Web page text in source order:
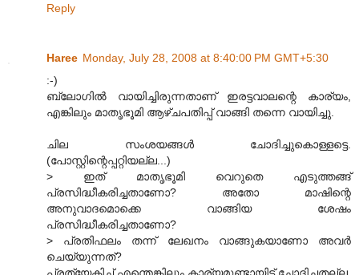
Reply
Haree Monday, July 28, 2008 at 8:40:00 PM GMT+5:30
:-)
ബ്ലോഗിൽ വായിച്ചിരുന്നതാണ് ഇരട്ടവാലന്റെ കാര്യം,
എങ്കിലും മാതൃഭൂമി ആഴ്ചപതിപ്പ് വാങ്ങി തന്നെ വായിച്ചു.
ചില സംശയങ്ങൾ ചോദിച്ചുകൊള്ളട്ടെ.
(പോസ്റ്റിന്റെപ്പറ്റിയല്ല...)
> ഇത് മാതൃഭൂമി വെറുതെ എടുത്തങ്ങ്
പ്രസിദ്ധീകരിച്ചതാണോ? അതോ മാഷിന്റെ
അനുവാദമൊക്കെ വാങ്ങിയ ശേഷം
പ്രസിദ്ധീകരിച്ചതാണോ?
> പ്രതിഫലം തന്ന് ലേഖനം വാങ്ങുകയാണോ അവർ
ചെയ്യുന്നത്?
പ്രത്യേകിച്ച് എന്തെങ്കിലും കാര്യമുണ്ടായിട്ട് ചോദിച്ചതല്ല.